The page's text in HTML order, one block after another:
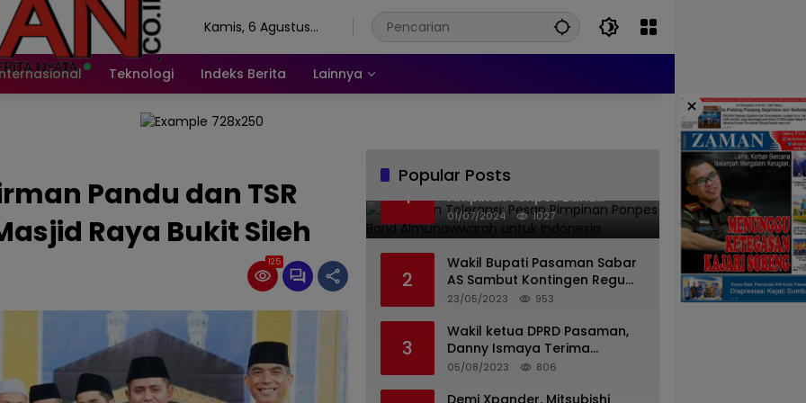
Kamis, 6 Agustus
Teknologi Indeks Berita Lainnya
×
Pandu dan TSR
Raya Bukit Sileh
125
Popular Posts
1
Islam dan Toleransi: Pesan
Pimpinan Ponpes Barid
Almunawwarah untuk
Indonesia
01/07/2024 1027
2
Wakil Bupati Pasaman Sabar
AS Sambut Kontingen Regu
Pramuka Kwarcab Pasaman
23/05/2023 953
3
Wakil ketua DPRD Pasaman,
Danny Ismaya Terima
Kunjungan Mahasiswa KKN
05/08/2023 806
Demi Xpander, Mitsubishi